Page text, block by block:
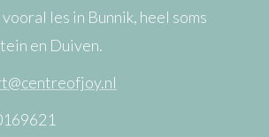
les in Bunnik, heel soms
en Duiven.